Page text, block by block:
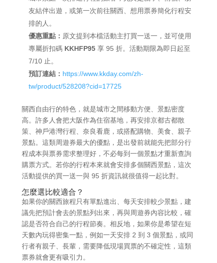
友結伴出遊，或第一次前往關西、想用票券簡化行程安
排的人。
優惠重點： 原文提到本檔活動主打買一送一，並可使用
專屬折扣碼 KKHFP95享 95 折。活動期限為即日起至
7/10 止。
預訂連結： https://www.kkday.com/zh-
tw/product/528208?cid=17725
關西自由行的特色，就是城市之間移動方便、景點密度
高。許多人會把大阪作為住宿基地，再安排京都古都散
策、神戶港灣行程、奈良看鹿，或搭配購物、美食、親子
景點。這類周遊券最大的優點，是出發前就能先把部分行
程成本與票券需求整理好，不必每到一個景點才重新查詢
購票方式。若你的行程本來就會安排多個關西景點，這次
活動提供的買一送一與 95 折資訊就很值得一起比對。
怎麼選比較適合？
如果你的關西旅程只有單點進出、每天安排較少景點，建
議先把預計會去的景點列出來，再與周遊券內容比較，確
認是否符合自己的行程節奏。相反地，如果你是希望在短
天數內玩得密集一點，例如一天安排 2 到 3 個景點，或同
行者有親子、長輩，需要降低現場買票的不確定性，這類
票券就會更有吸引力。